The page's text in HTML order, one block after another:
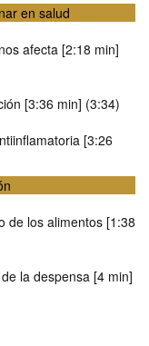
en salud
afecta [2:18 min]
[3:36 min] (3:34)
[3:26
de los alimentos [1:38
la despensa [4 min]